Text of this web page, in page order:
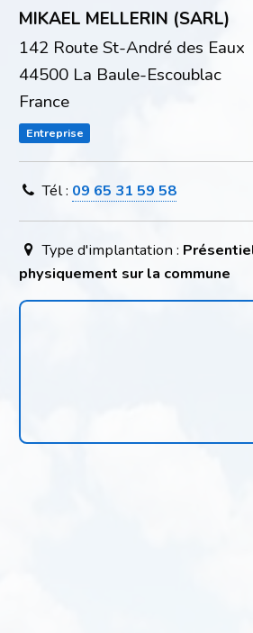
MIKAEL MELLERIN (SARL)
142 Route St-André des Eaux
44500 La Baule-Escoublac
France
Entreprise
Tél : 09 65 31 59 58
Type d'implantation :
physiquement sur la commune